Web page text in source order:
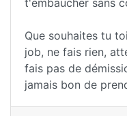
t'embaucher sans
Que souhaites tu
job, ne fais rien,
fais pas de
jamais bon de